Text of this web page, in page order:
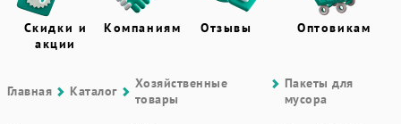
Скидки и
акции
Компаниям Отзывы Оптовикам
Главная Каталог
Хозяйственные
товары
Пакеты для
мусора